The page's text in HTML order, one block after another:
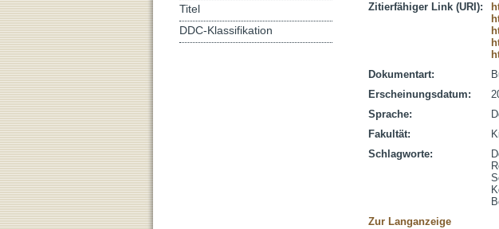
Zitierfähiger Link (URI):
Dokumentart:
Erscheinungsdatum:
Sprache:
Fakultät:
Schlagworte:
Zur Langanzeige
Titel
DDC-Klassifikation